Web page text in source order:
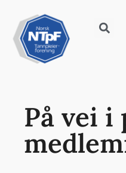
På vei